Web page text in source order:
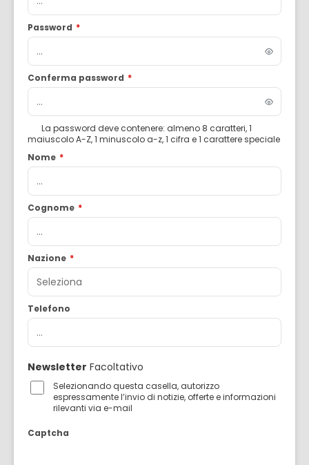
Password *
Conferma password *
La password deve contenere: almeno 8 caratteri, 1
maiuscolo A-Z, 1 minuscolo a-z, 1 cifra e 1 carattere speciale
Nome *
Cognome *
Nazione *
Telefono
Newsletter Facoltativo
Selezionando questa casella, autorizzo
espressamente l’invio di notizie, offerte e informazioni
rilevanti via e-mail
Captcha